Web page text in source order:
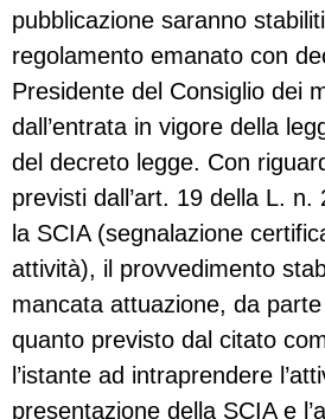
pubblicazione saranno
regolamento emanato con
Presidente del Consiglio dei
dall’entrata in vigore della
del decreto legge. Con
previsti dall’art. 19 della L. n.
la SCIA (segnalazione
attività), il provvedimento
mancata attuazione, da
quanto previsto dal citato
l’istante ad intraprendere
presentazione della SCIA e